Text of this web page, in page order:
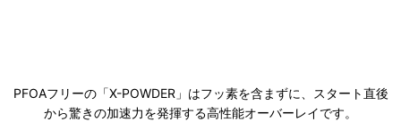
PFOAフリーの「X-POWDER」はフッ素を含まずに、スタート直後
から驚きの加速力を発揮する高性能オーバーレイです。